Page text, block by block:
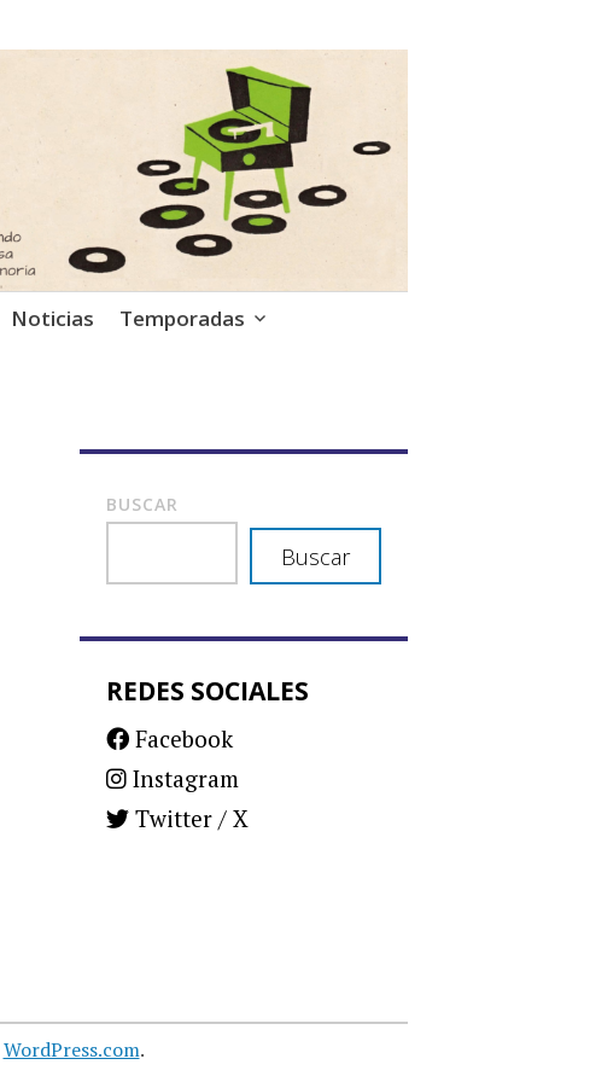
Noticias Temporadas
BUSCAR
Buscar
REDES SOCIALES
Facebook
Instagram
Twitter / X
WordPress.com.